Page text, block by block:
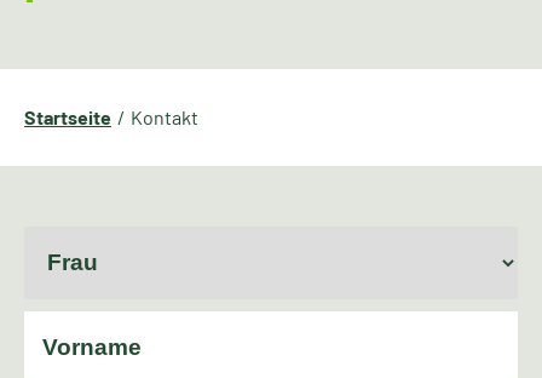
Startseite Kontakt